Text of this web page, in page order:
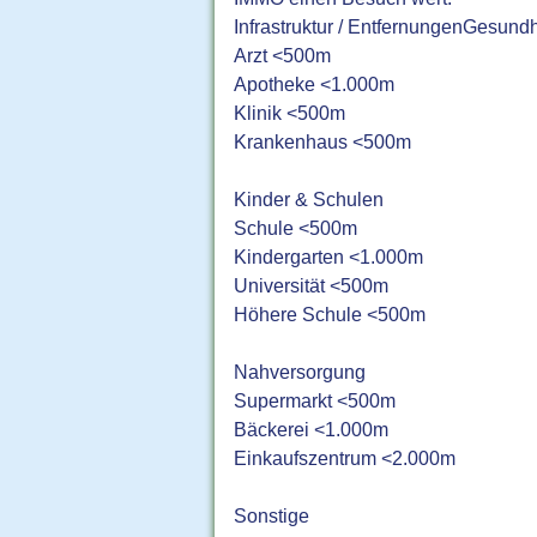
Infrastruktur /
Arzt <500m
Apotheke <1.000m
Klinik <500m
Krankenhaus <500m
Kinder & Schulen
Schule <500m
Kindergarten <1.000m
Universität <500m
Höhere Schule <500m
Nahversorgung
Supermarkt <500m
Bäckerei <1.000m
Einkaufszentrum <2.000m
Sonstige